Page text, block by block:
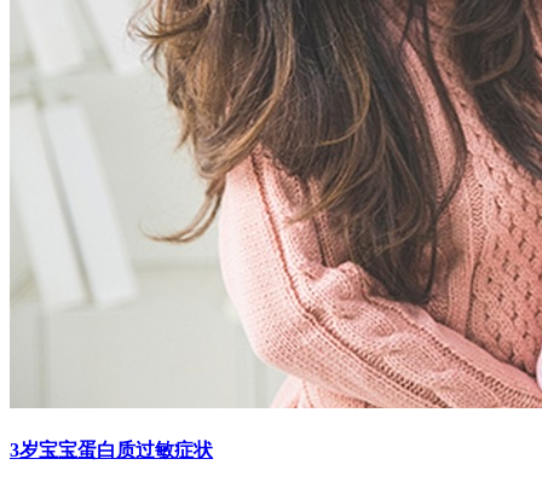
3岁宝宝蛋白质过敏症状